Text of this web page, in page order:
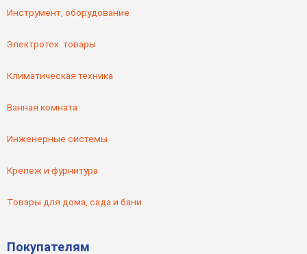
Инструмент, оборудование
Электротех. товары
Климатическая техника
Ванная комната
Инженерные системы
Крепеж и фурнитура
Товары для дома, сада и бани
Покупателям